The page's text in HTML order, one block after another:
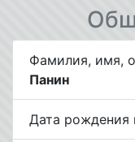
Фамилия, имя,
Панин
Дата рождения